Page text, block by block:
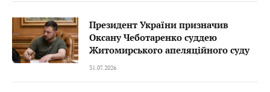
Президент України призначив
Оксану Чеботаренко суддею
Житомирського апеляційного суду
31.07.2026